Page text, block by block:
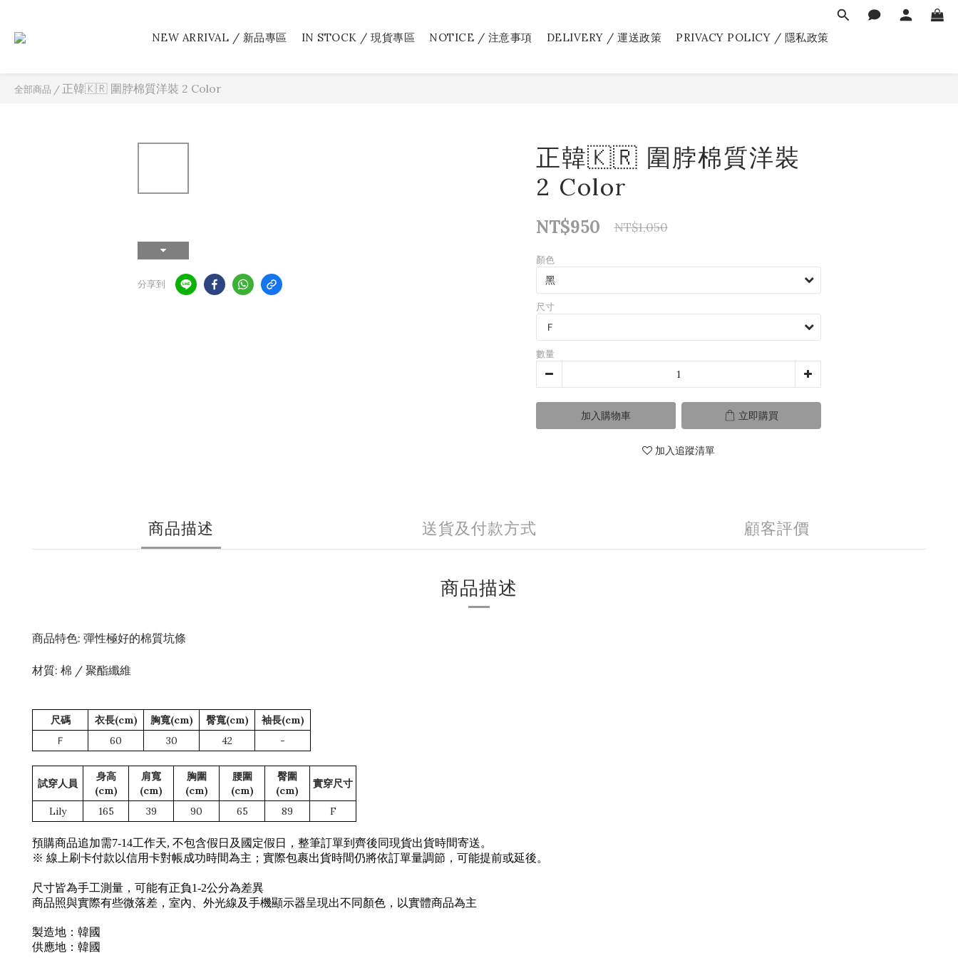
NEW ARRIVAL / 新品專區 IN STOCK / 現貨專區 NOTICE / 注意事項 DELIVERY / 運送政策 PRIVACY POLICY / 隱私政策
全部商品 / 正韓🇰🇷 圍脖棉質洋裝 2 Color
分享到
正韓🇰🇷 圍脖棉質洋裝
2 Color
NT$950 NT$1,050
顏色
尺寸
數量
加入購物車 立即購買
加入追蹤清單
商品描述 送貨及付款方式 顧客評價
商品描述
商品特色: 彈性極好的棉質坑條
材質: 棉 / 聚酯纖維
尺碼 衣長(cm) 胸寬(cm) 臀寬(cm)
袖長(cm)
Ｆ
60 30 42 -
試穿人員
身高
(cm)
肩寬
(cm)
胸圍
(cm)
腰圍
(cm)
臀圍
(cm)
實穿尺寸
Lily 165 39 90 65 89 F
預購商品追加需7-14工作天, 不包含假日及國定假日，整筆訂單到齊後同現貨出貨時間寄送。
※ 線上刷卡付款以信用卡對帳成功時間為主；實際包裹出貨時間仍將依訂單量調節，可能提前或延後。
尺寸皆為手工測量，可能有正負1-2公分為差異
商品照與實際有些微落差，室內、外光線及手機顯示器呈現出不同顏色，以實體商品為主
製造地：韓國
供應地：韓國